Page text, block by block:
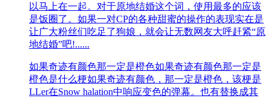
以马上在一起。对于原地结婚这个词，使用最多的应该
是饭圈了。如果一对CP的各种甜蜜的操作的表现实在是
让广大粉丝们吃足了狗娘，就会让无数网友大呼赶紧“原
地结婚”吧!......
如果奇迹有颜色那一定是橙色如果奇迹有颜色那一定是
橙色是什么梗如果奇迹有颜色，那一定是橙色，该梗是
LLer在Snow halation中响应变色的弹幕。也有替换成其